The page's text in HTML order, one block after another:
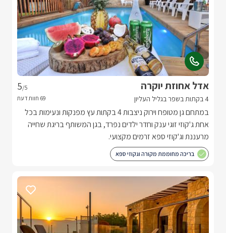
אדל אחוזת יוקרה
4 בקתות בשפר בגליל העליון
5/5
במתחם גן מטופח וירוק ניצבות 4 בקתות עץ מפנקות ונעימות בכל
אחת ג'קוזי זוגי ענק וחדר ילדים נפרד, בגן המשותף בריגת שחייה
מרעננת וג'קוזי ספא זרמים מקצועי.
בריכה מחוממת מקורה וגקוזי ספא